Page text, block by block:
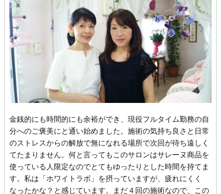
金銭的にも時間的にも余裕ができ、現役フルタイム勤務の自
分へのご褒美にと通い始めました。施術の気持ち良さと日常
のストレスからの解放で無になれる場所で次回が待ち遠しく
てたまりません。何と言ってもこのサロンはサレーヌ商品を
使っている人限定なのでとてもゆったりとした時間を持てま
す。私は「ホワイトラボ」を摂っていますが、疲れにくく
なったかな？と感じています。まだ４回の施術なので、この